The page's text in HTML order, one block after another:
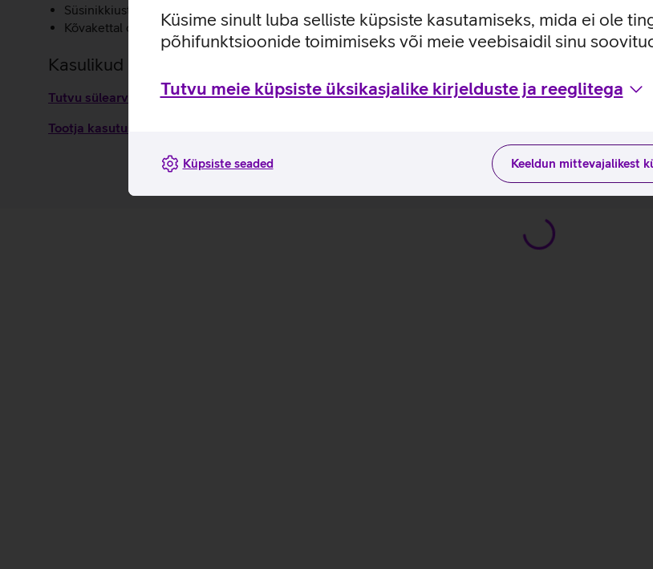
Küsime sinult luba selliste küpsiste kasutamiseks, mida ei ole
põhifunktsioonide toimimiseks või meie veebisaidil sinu
Tutvu meie küpsiste üksikasjalike kirjelduste ja reeglitega
Keeldun mittevajalikest
Küpsiste seaded
Süsinikkiust ja alumiinimumist valmistatud korpus.
Kõvakettal olevate andmete krüpteerimise võimalus.
Kasulikud lingid
Tutvu sülearvuti Lenovo ThinkPad X1 Carbon G13 Aura Edition omaduste ja kasutusviisidega tootja
Tootja kasutusjuhend sülearvutile Lenovo ThinkPad X1 Carbon G13 Aura Edition_EST